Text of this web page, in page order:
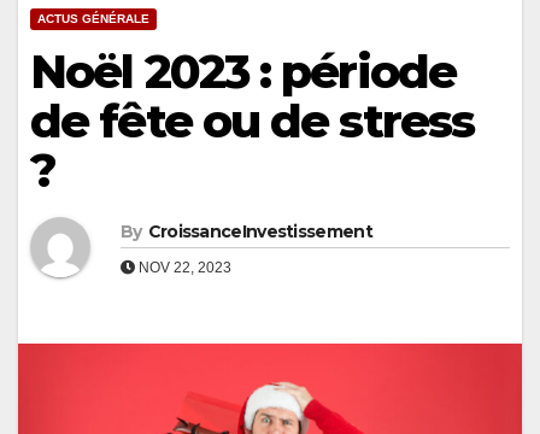
ACTUS GÉNÉRALE
Noël 2023 : période
de fête ou de stress
?
By CroissanceInvestissement
NOV 22, 2023